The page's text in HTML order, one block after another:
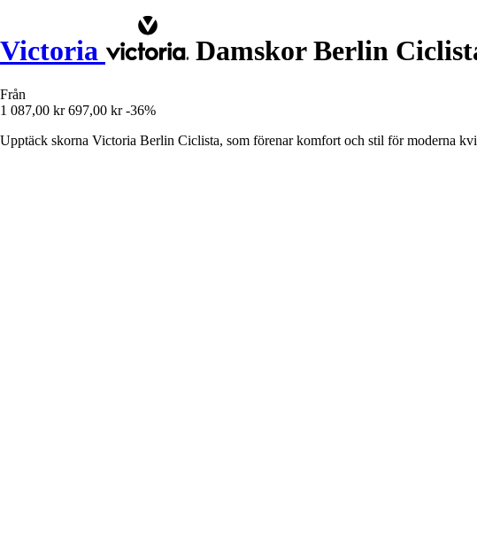
Victoria Damskor Berlin
Från
1 087,00 kr 697,00 kr -36%
Upptäck skorna Victoria Berlin Ciclista, som förenar komfort och stil för moderna